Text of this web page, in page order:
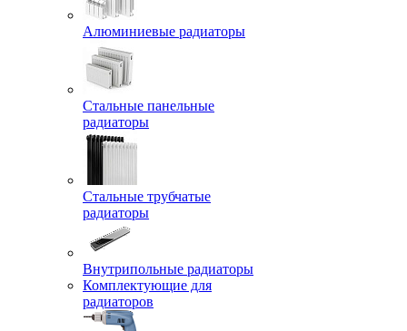
Алюминиевые радиаторы
Стальные панельные
радиаторы
Стальные трубчатые
радиаторы
Внутрипольные радиаторы
Комплектующие для
радиаторов